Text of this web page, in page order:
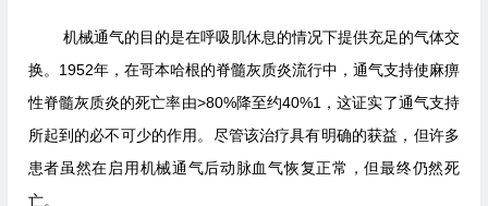
机械通气的目的是在呼吸肌休息的情况下提供充足的气体交
换。1952年，在哥本哈根的脊髓灰质炎流行中，通气支持使麻痹
性脊髓灰质炎的死亡率由>80%降至约40%1，这证实了通气支持
所起到的必不可少的作用。尽管该治疗具有明确的获益，但许多
患者虽然在启用机械通气后动脉血气恢复正常，但最终仍然死
亡。